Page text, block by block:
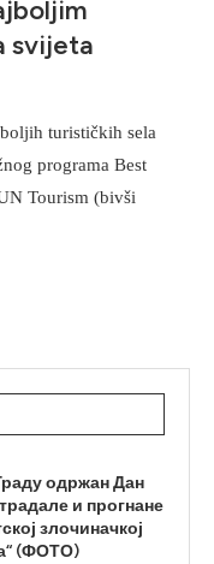
svijeta
turističkih sela
programa Best
Tourism (bivši
одржан Дан
и прогнане
злочиначкој
(ФОТО)